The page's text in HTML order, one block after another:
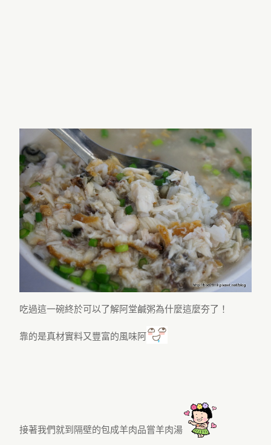
吃過這一碗終於可以了解阿堂鹹粥為什麼這麼夯了！
靠的是真材實料又豐富的風味阿
接著我們就到隔壁的包成羊肉品嘗羊肉湯